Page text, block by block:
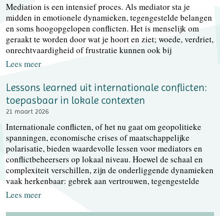
Mediation is een intensief proces. Als mediator sta je
midden in emotionele dynamieken, tegengestelde belangen
en soms hoogopgelopen conflicten. Het is menselijk om
geraakt te worden door wat je hoort en ziet; woede, verdriet,
onrechtvaardigheid of frustratie kunnen ook bij
Lees meer
Lessons learned uit internationale conflicten:
toepasbaar in lokale contexten
21 maart 2026
Internationale conflicten, of het nu gaat om geopolitieke
spanningen, economische crises of maatschappelijke
polarisatie, bieden waardevolle lessen voor mediators en
conflictbeheersers op lokaal niveau. Hoewel de schaal en
complexiteit verschillen, zijn de onderliggende dynamieken
vaak herkenbaar: gebrek aan vertrouwen, tegengestelde
Lees meer